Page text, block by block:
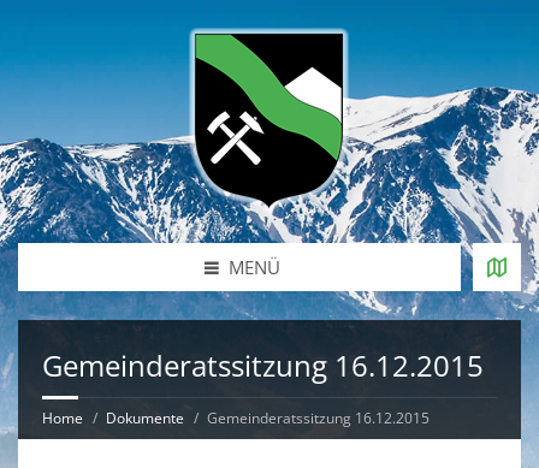
MENÜ
Gemeinderatssitzung 16.12.2015
Home Dokumente Gemeinderatssitzung 16.12.2015